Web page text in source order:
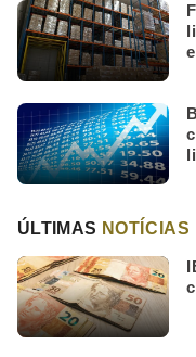
ÚLTIMAS NOTÍCIAS